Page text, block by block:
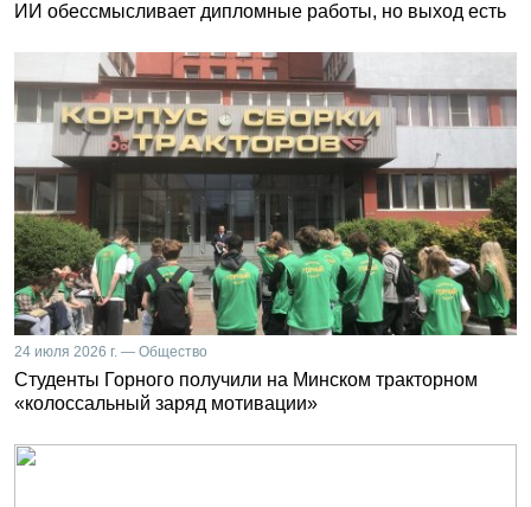
ИИ обессмысливает дипломные работы, но выход есть
24 июля 2026 г. — Общество
Студенты Горного получили на Минском тракторном
«колоссальный заряд мотивации»